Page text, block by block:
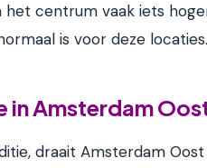
het centrum vaak iets
is voor deze locaties.
in Amsterdam
draait Amsterdam Oost